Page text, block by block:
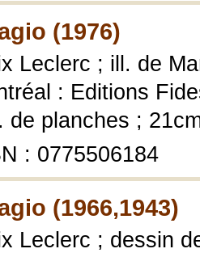
(1976)
Leclerc ; ill. de
: Editions
de planches ;
: 0775506184
(1966,1943)
Leclerc ; dessin